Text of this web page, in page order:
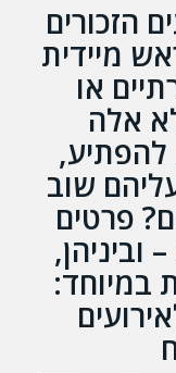
הזכורים
מיידית
או
אלה
שוב
פרטים
וביניהן,
במיוחד: